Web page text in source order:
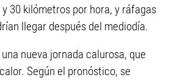
30 kilómetros por hora, y ráfagas
llegar después del mediodía.
nueva jornada calurosa, que
Según el pronóstico, se